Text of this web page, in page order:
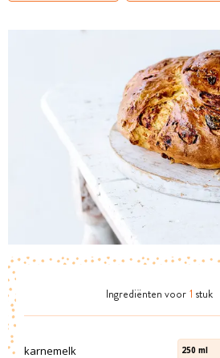
Ingrediënten voor 1 stuk
karnemelk 250 ml